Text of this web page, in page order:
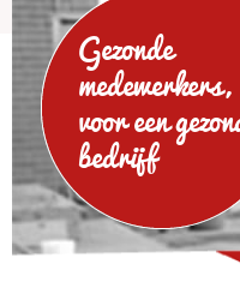
Gezonde
medewerkers,
voor een
bedrijf